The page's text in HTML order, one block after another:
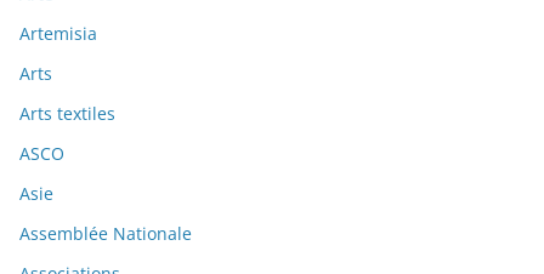
Artemisia
Arts
Arts textiles
ASCO
Asie
Assemblée Nationale